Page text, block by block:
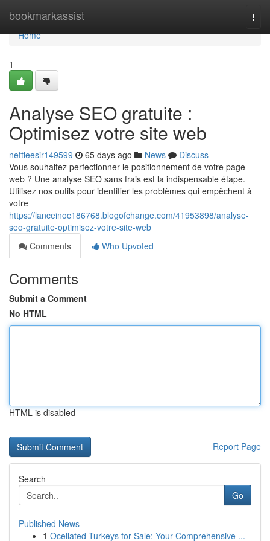
bookmarkassist
Home
Home
1
Analyse SEO gratuite :
Optimisez votre site web
nettieesir149599 65 days ago News
Discuss
Vous souhaitez perfectionner le positionnement de votre page
web ? Une analyse SEO sans frais est la indispensable étape.
Utilisez nos outils pour identifier les problèmes qui empêchent à
votre
https://lanceinoc186768.blogofchange.com/41953898/analyse-
seo-gratuite-optimisez-votre-site-web
Comments
Who Upvoted
Comments
Submit a Comment
No HTML
HTML is disabled
Report Page
Search
Go
Published News
1 Ocellated Turkeys for Sale: Your Comprehensive ...